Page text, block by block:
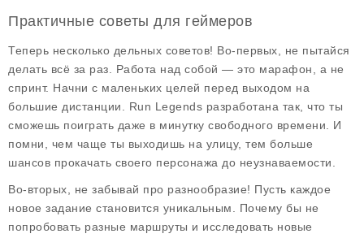
Практичные советы для геймеров
Теперь несколько дельных советов! Во-первых, не пытайся
делать всё за раз. Работа над собой — это марафон, а не
спринт. Начни с маленьких целей перед выходом на
большие дистанции. Run Legends разработана так, что ты
сможешь поиграть даже в минутку свободного времени. И
помни, чем чаще ты выходишь на улицу, тем больше
шансов прокачать своего персонажа до неузнаваемости.
Во-вторых, не забывай про разнообразие! Пусть каждое
новое задание становится уникальным. Почему бы не
попробовать разные маршруты и исследовать новые